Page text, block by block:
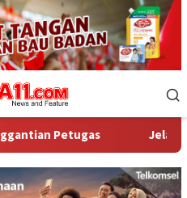
Jelang HUT Ke-81 RI,